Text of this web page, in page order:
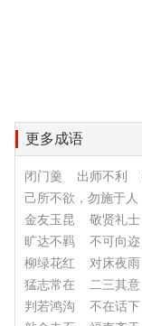
更多成语
闭门羹 出师不利
己所不欲，勿施于人
金友玉昆
敬贤礼士
旷达不羁
不可向迩
柳绿花红
对床夜雨
猛志常在
二三其意
判若鸿沟
不在话下